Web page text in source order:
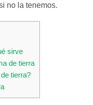
no la tenemos.
sirve
de tierra
tierra?